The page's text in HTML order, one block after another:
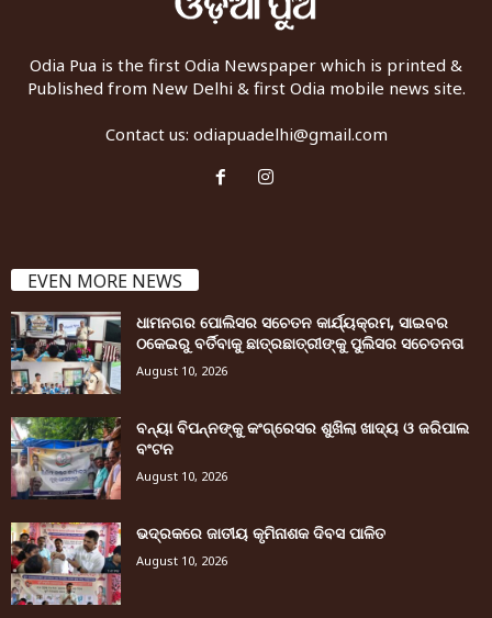
Odia Pua is the first Odia Newspaper which is printed &
Published from New Delhi & first Odia mobile news site.
Contact us: odiapuadelhi@gmail.com
EVEN MORE NEWS
ଧାମନଗର ପୋଲିସର ସଚେତନ କାର୍ଯ୍ୟକ୍ରମ, ସାଇବର
ଠକେଇରୁ ବର୍ତିବାକୁ ଛାତ୍ରଛାତ୍ରୀଙ୍କୁ ପୁଲିସର ସଚେତନତା
August 10, 2026
ବନ୍ୟା ବିପନ୍ନଙ୍କୁ କଂଗ୍ରେସର ଶୁଖିଲା ଖାଦ୍ୟ ଓ ଜରିପାଲ
ବଂଟନ
August 10, 2026
ଭଦ୍ରକରେ ଜାତୀୟ କୃମିନାଶକ ଦିବସ ପାଳିତ
August 10, 2026